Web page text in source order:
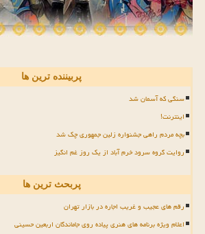
پربیننده ترین ها
سنگی که آسمان شد
اینترنت!
بچه مردم راهی جشنواره زلین جمهوری چک شد
روایت گروه سرود خرم آباد از یک روز غم انگیز
پربحث ترین ها
رقم های عجیب و غریب اجاره در بازار تهران
اعلام ویژه برنامه های هنری پیاده روی جاماندگان اربعین حسینی